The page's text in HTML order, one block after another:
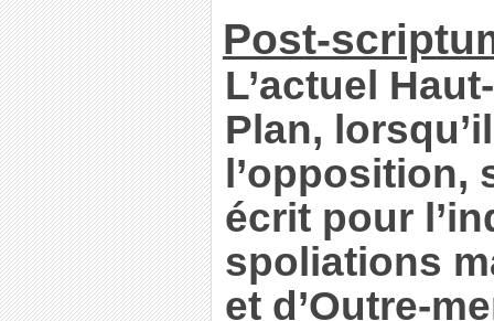
Post-
L’actuel
Plan,
l’opposition,
écrit pour
spoliations
et d’Outre-